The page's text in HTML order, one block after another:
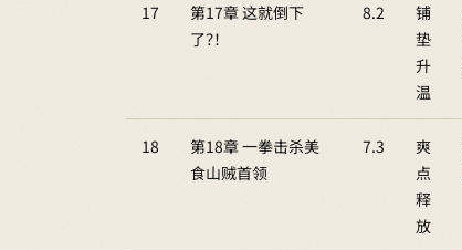
17
第17章 这就倒下
了？！
8.2
铺
垫
升
温
18
第18章 一拳击杀美
食山贼首领
7.3
爽
点
释
放